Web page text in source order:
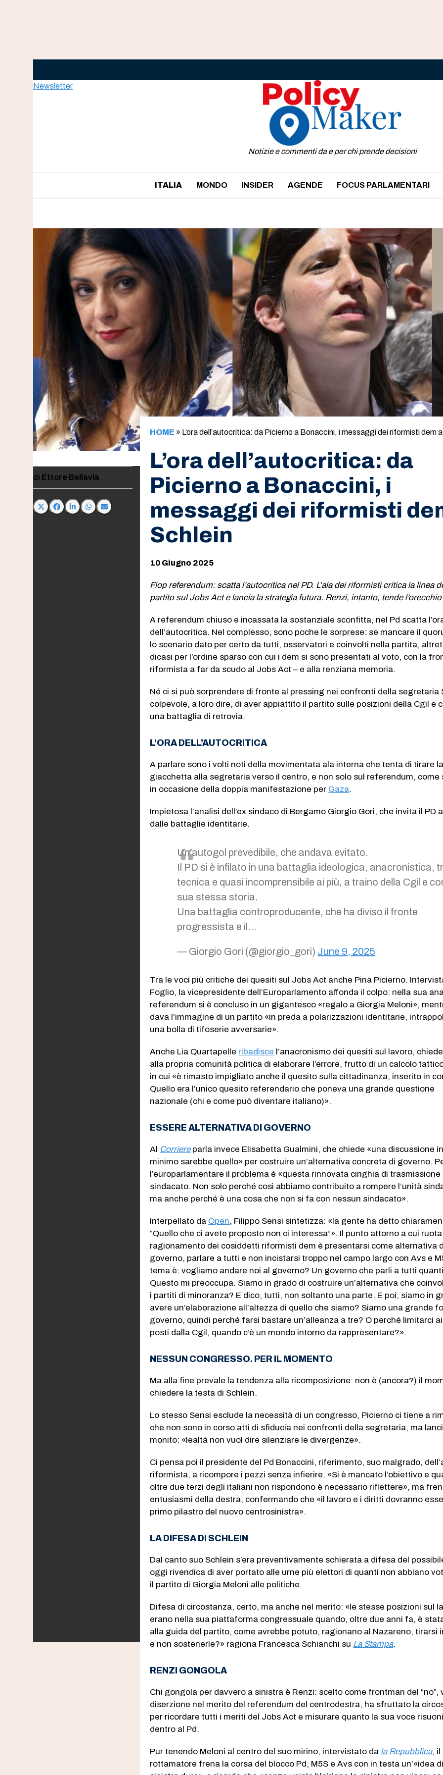
Newsletter
Notizie e commenti da e per chi prende decisioni
ITALIA MONDO INSIDER AGENDE FOCUS PARLAMENTARI
Ettore Bellavia
HOME » L’ora dell’autocritica: da Picierno a Bonaccini, i messaggi dei riformisti dem
L’ora dell’autocritica: da
Picierno a Bonaccini, i
messaggi dei riformisti
Schlein
10 Giugno 2025
Flop referendum: scatta l’autocritica nel PD. L’ala dei riformisti critica la linea
partito sul Jobs Act e lancia la strategia futura. Renzi, intanto, tende l’orecchio
A referendum chiuso e incassata la sostanziale sconfitta, nel Pd scatta
dell’autocritica. Nel complesso, sono poche le sorprese: se mancare il
lo scenario dato per certo da tutti, osservatori e coinvolti nella partita,
dicasi per l’ordine sparso con cui i dem si sono presentati al voto, con la
riformista a far da scudo al Jobs Act – e alla renziana memoria.
Né ci si può sorprendere di fronte al pressing nei confronti della segretaria
colpevole, a loro dire, di aver appiattito il partito sulle posizioni della Cgil e
una battaglia di retrovia.
L’ORA DELL’AUTOCRITICA
A parlare sono i volti noti della movimentata ala interna che tenta di tirare la
giacchetta alla segretaria verso il centro, e non solo sul referendum, come
in occasione della doppia manifestazione per Gaza.
Impietosa l’analisi dell’ex sindaco di Bergamo Giorgio Gori, che invita il PD
dalle battaglie identitarie.
Un autogol prevedibile, che andava evitato.
Il PD si è infilato in una battaglia ideologica, anacronistica,
tecnica e quasi incomprensibile ai più, a traino della Cgil e
sua stessa storia.
Una battaglia controproducente, che ha diviso il fronte
progressista e il…
— Giorgio Gori (@giorgio_gori) June 9, 2025
Tra le voci più critiche dei quesiti sul Jobs Act anche Pina Picierno.
Foglio, la vicepresidente dell’Europarlamento affonda il colpo: nella sua
referendum si è concluso in un gigantesco «regalo a Giorgia Meloni»,
dava l’immagine di un partito «in preda a polarizzazioni identitarie,
una bolla di tifoserie avversarie».
Anche Lia Quartapelle ribadisce l’anacronismo dei quesiti sul lavoro,
alla propria comunità politica di elaborare l’errore, frutto di un calcolo
in cui «è rimasto impigliato anche il quesito sulla cittadinanza, inserito in
Quello era l’unico quesito referendario che poneva una grande questione
nazionale (chi e come può diventare italiano)».
ESSERE ALTERNATIVA DI GOVERNO
Al Corriereparla invece Elisabetta Gualmini, che chiede «una discussione
minimo sarebbe quello» per costruire un’alternativa concreta di governo.
l’europarlamentare il problema è «questa rinnovata cinghia di trasmissione
sindacato. Non solo perché così abbiamo contribuito a rompere l’unità
ma anche perché è una cosa che non si fa con nessun sindacato».
Interpellato da Open, Filippo Sensi sintetizza: «la gente ha detto
“Quello che ci avete proposto non ci interessa”». Il punto attorno a cui ruota
ragionamento dei cosiddetti riformisti dem è presentarsi come alternativa
governo, parlare a tutti e non incistarsi troppo nel campo largo con Avs e
tema è: vogliamo andare noi al governo? Un governo che parli a tutti
Questo mi preoccupa. Siamo in grado di costruire un’alternativa che
i partiti di minoranza? E dico, tutti, non soltanto una parte. E poi, siamo in
avere un’elaborazione all’altezza di quello che siamo? Siamo una grande
governo, quindi perché farsi bastare un’alleanza a tre? O perché limitarci
posti dalla Cgil, quando c’è un mondo intorno da rappresentare?».
NESSUN CONGRESSO. PER IL MOMENTO
Ma alla fine prevale la tendenza alla ricomposizione: non è (ancora?) il
chiedere la testa di Schlein.
Lo stesso Sensi esclude la necessità di un congresso, Picierno ci tiene a
che non sono in corso atti di sfiducia nei confronti della segretaria, ma
monito: «lealtà non vuol dire silenziare le divergenze».
Ci pensa poi il presidente del Pd Bonaccini, riferimento, suo malgrado,
riformista, a ricompore i pezzi senza infierire. «Si è mancato l’obiettivo e
oltre due terzi degli italiani non rispondono è necessario riflettere», ma
entusiasmi della destra, confermando che «il lavoro e i diritti dovranno
primo pilastro del nuovo centrosinistra».
LA DIFESA DI SCHLEIN
Dal canto suo Schlein s’era preventivamente schierata a difesa del
oggi rivendica di aver portato alle urne più elettori di quanti non abbiano
il partito di Giorgia Meloni alle politiche.
Difesa di circostanza, certo, ma anche nel merito: «le stesse posizioni sul
erano nella sua piattaforma congressuale quando, oltre due anni fa, è
alla guida del partito, come avrebbe potuto, ragionano al Nazareno, tirarsi
e non sostenerle?» ragiona Francesca Schianchi su La Stampa.
RENZI GONGOLA
Chi gongola per davvero a sinistra è Renzi: scelto come frontman del “no”,
diserzione nel merito del referendum del centrodestra, ha sfruttato la
per ricordare tutti i meriti del Jobs Act e misurare quanto la sua voce
dentro al Pd.
Pur tenendo Meloni al centro del suo mirino, intervistato da la Repubblica, il
rottamatore frena la corsa del blocco Pd, M5S e Avs con in testa un’«idea di